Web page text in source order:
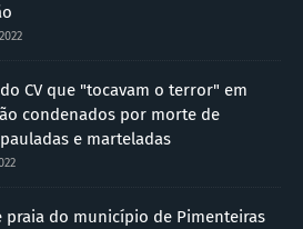
CV que "tocavam o terror" em
condenados por morte de
e marteladas
praia do município de Pimenteiras